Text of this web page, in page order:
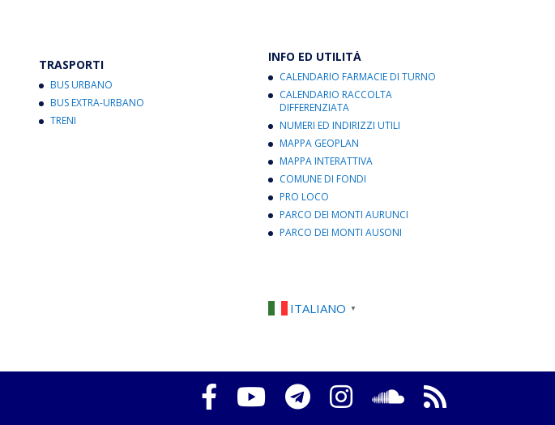
TRASPORTI
BUS URBANO
BUS EXTRA-URBANO
TRENI
INFO ED UTILITÀ
CALENDARIO FARMACIE DI TURNO
CALENDARIO RACCOLTA
DIFFERENZIATA
NUMERI ED INDIRIZZI UTILI
MAPPA GEOPLAN
MAPPA INTERATTIVA
COMUNE DI FONDI
PRO LOCO
PARCO DEI MONTI AURUNCI
PARCO DEI MONTI AUSONI
ITALIANO ▼